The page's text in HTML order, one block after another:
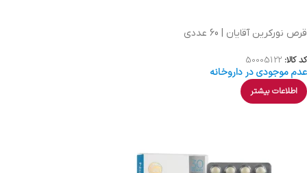
قرص نورکرین آقایان | 60 عددی
کد کالا: 50005122
عدم موجودی در داروخانه
اطلاعات بیشتر